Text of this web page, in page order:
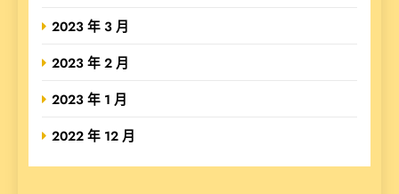
2023 年 3 月
2023 年 2 月
2023 年 1 月
2022 年 12 月